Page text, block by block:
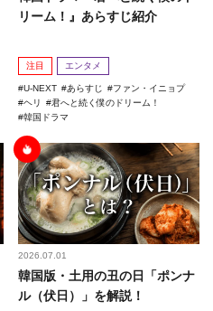
リーム！』あらすじ紹介
注目 エンタメ
U-NEXT あらすじ
ファン・イニョプ
ヘリ
君へと続く僕のドリーム！
韓国ドラマ
2026.07.01
韓国版・土用の丑の日「ポンナ
ル（伏日）」を解説！